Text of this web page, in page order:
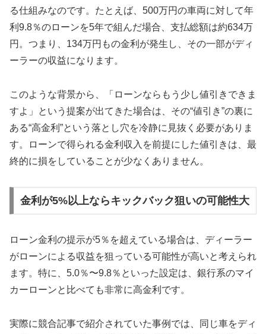
る仕組みなのです。たとえば、500万円の車両に対して年
利9.8％のローンを5年で組んだ場合、支払総額は約634万
円。つまり、134万円もの金利が発生し、その一部がディ
ーラーの収益になります。
このような背景から、「ローンならもう少し値引きできま
すよ」という提案が出てきた場合は、その“値引き”の裏に
ある“高金利”という落とし穴を冷静に見抜く必要がありま
す。ローンで得られる金利収入を前提にした値引きは、最
終的に損をしていることが少なくありません。
金利が5%以上ならキックバック狙いの可能性大
ローン金利の提示が5％を超えている場合は、ディーラー
がローンによる収益を狙っている可能性が高いと考えられ
ます。特に、5.0％〜9.8％といった設定は、銀行系のマイ
カーローンと比べても非常に高金利です。
実際に競合記事で紹介されていた事例では、同じ車をディ